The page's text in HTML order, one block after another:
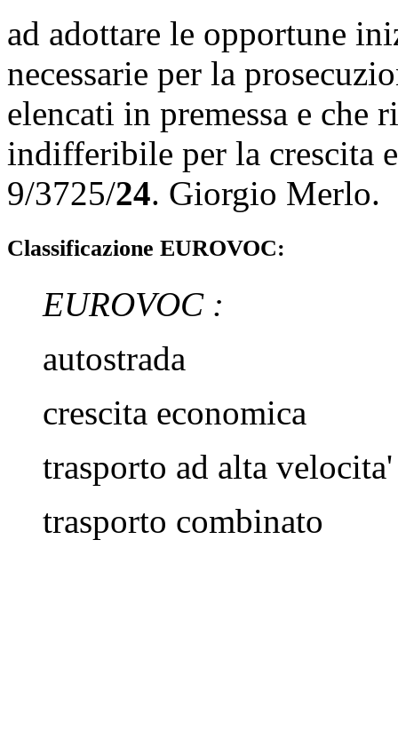
ad adottare le opportune
necessarie per la
elencati in premessa e che
indifferibile per la crescita
9/3725/24. Giorgio Merlo.
Classificazione EUROVOC:
EUROVOC :
autostrada
crescita economica
trasporto ad alta velocita'
trasporto combinato